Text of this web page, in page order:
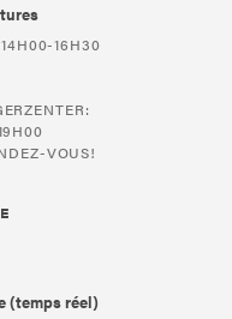
16H30
VOUS!
(temps réel)